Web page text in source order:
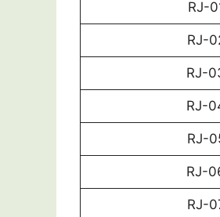
RJ-
RJ-
RJ-
RJ-
RJ-
RJ-
RJ-